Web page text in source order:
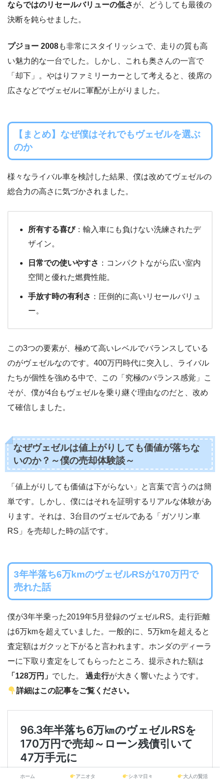
ならではのリセールバリューの低さが、どうしても最後の
決断を鈍らせました。
プジョー 2008も非常にスタイリッシュで、走りの質も高
い魅力的な一台でした。しかし、これも奥さんの一言で
「却下」。やはりファミリーカーとして考えると、後席の
広さなどでヴェゼルに軍配が上がりました。
【まとめ】なぜ僕はそれでもヴェゼルを選ぶ
のか
様々なライバル車を検討した結果、僕は改めてヴェゼルの
総合力の高さに気づかされました。
所有する喜び：輸入車にも負けない洗練されたデ
ザイン。
日常での使いやすさ ：コンパクトながら広い室内
空間と優れた燃費性能。
手放す時の有利さ ：圧倒的に高いリセールバリュ
ー。
この3つの要素が、極めて高いレベルでバランスしている
のがヴェゼルなのです。400万円時代に突入し、ライバル
たちが個性を強める中で、この「究極のバランス感覚」こ
そが、僕が4台もヴェゼルを乗り継ぐ理由なのだと、改め
て確信しました。
なぜヴェゼルは値上がりしても価値が落ちな
いのか？～僕の売却体験談～
「値上がりしても価値は下がらない」と言葉で言うのは簡
単です。しかし、僕にはそれを証明するリアルな体験があ
ります。それは、3台目のヴェゼルである「ガソリン車
RS」を売却した時の話です。
3年半落ち6万kmのヴェゼルRSが170万円で
売れた話
僕が3年半乗った2019年5月登録のヴェゼルRS。走行距離
は6万kmを超えていました。一般的に、5万kmを超えると
査定額はガクッと下がると言われます。ホンダのディーラ
ーに下取り査定をしてもらったところ、提示された額は
「128万円」 でした。 過走行が大きく響いたようです。
詳細はこの記事をご覧ください。
ホーム アニオタ シネマ日々 大人の賢活